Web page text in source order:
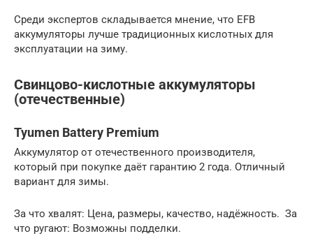
Среди экспертов складывается мнение, что EFB
аккумуляторы лучше традиционных кислотных для
эксплуатации на зиму.
Свинцово-кислотные аккумуляторы
(отечественные)
Tyumen Battery Premium
Аккумулятор от отечественного производителя,
который при покупке даёт гарантию 2 года. Отличный
вариант для зимы.
За что хвалят: Цена, размеры, качество, надёжность. За
что ругают: Возможны подделки.